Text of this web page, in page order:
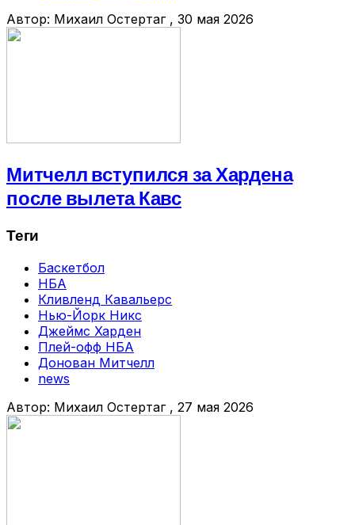
Автор: Михаил Остертаг , 30 мая 2026
Митчелл вступился за Хардена
после вылета Кавс
Теги
Баскетбол
НБА
Кливленд Кавальерс
Нью-Йорк Никс
Джеймс Харден
Плей-офф НБА
Донован Митчелл
news
Автор: Михаил Остертаг , 27 мая 2026